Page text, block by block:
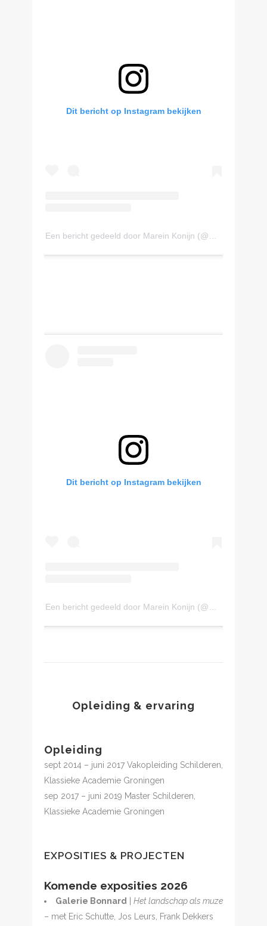
Dit bericht op Instagram bekijken
Dit bericht op Instagram bekijken
Opleiding & ervaring
Opleiding
sept 2014 – juni 2017 Vakopleiding Schilderen,
Klassieke Academie Groningen
sep 2017 – juni 2019 Master Schilderen,
Klassieke Academie Groningen
EXPOSITIES & PROJECTEN
Komende exposities 2026
Galerie Bonnard
Het landschap als muze
– met Eric Schutte, Jos Leurs, Frank Dekkers